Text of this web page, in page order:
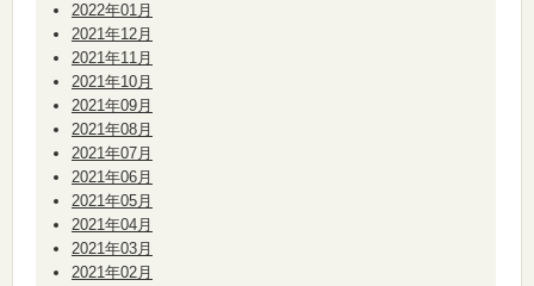
2022年01月
2021年12月
2021年11月
2021年10月
2021年09月
2021年08月
2021年07月
2021年06月
2021年05月
2021年04月
2021年03月
2021年02月